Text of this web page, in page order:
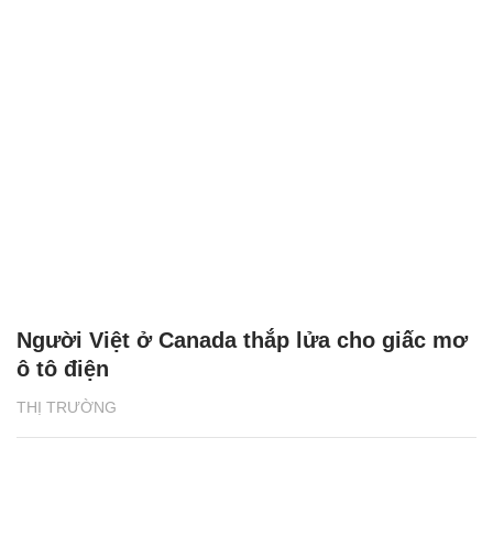
THỊ TRƯỜNG
Người Việt ở Canada thắp lửa cho giấc mơ
ô tô điện